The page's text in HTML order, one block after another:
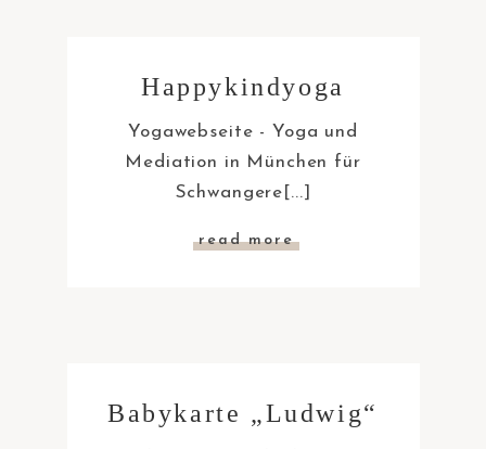
Happykindyoga
Yogawebseite - Yoga und
Mediation in München für
Schwangere[...]
read more
Babykarte „Ludwig“